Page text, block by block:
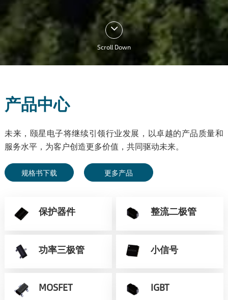
Scroll Down
产品中心
未来，颐星电子将继续引领行业发展，以卓越的产品质量和
服务水平，为客户创造更多价值，共同驱动未来。
规格书下载 更多产品
保护器件 整流二极管
功率三极管 小信号
MOSFET IGBT